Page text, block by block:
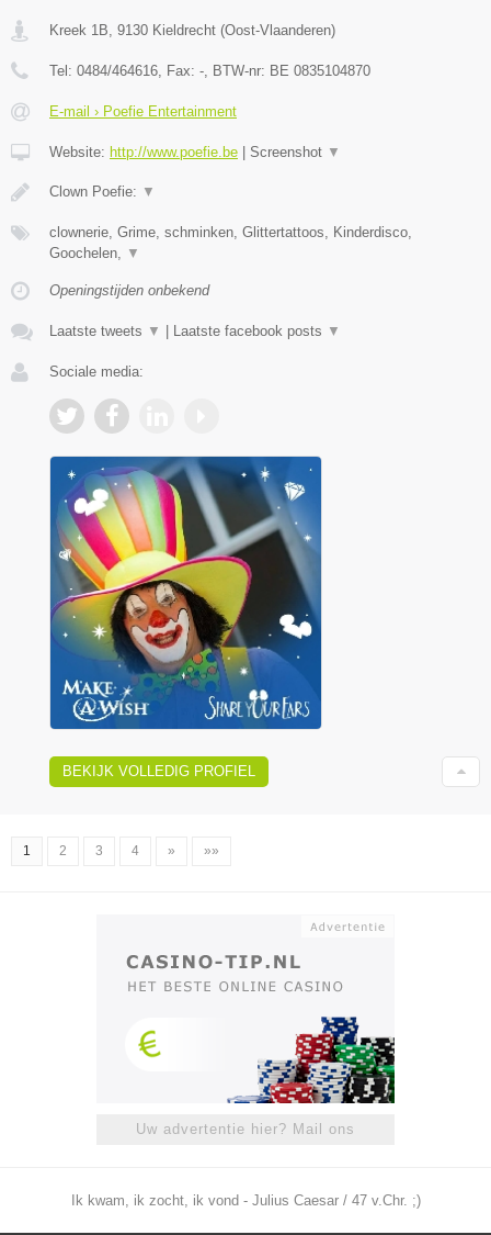
Kreek 1B, 9130 Kieldrecht (Oost-Vlaanderen)
Tel: 0484/464616, Fax: -, BTW-nr: BE 0835104870
E-mail › Poefie Entertainment
Website: http://www.poefie.be Screenshot ▼
Clown Poefie: ▼
clownerie, Grime, schminken, Glittertattoos, Kinderdisco,
Goochelen, ▼
Openingstijden onbekend
Laatste tweets ▼ Laatste facebook posts ▼
Sociale media:
BEKIJK VOLLEDIG PROFIEL
1 2 3 4 » »»
Uw advertentie hier? Mail ons
Ik kwam, ik zocht, ik vond - Julius Caesar / 47 v.Chr. ;)